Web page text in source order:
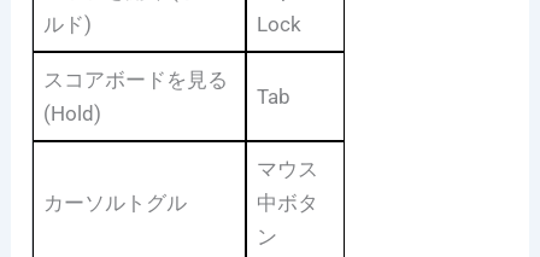
ルド)
Lock
スコアボードを見る
(Hold)
Tab
カーソルトグル
マウス
中ボタ
ン